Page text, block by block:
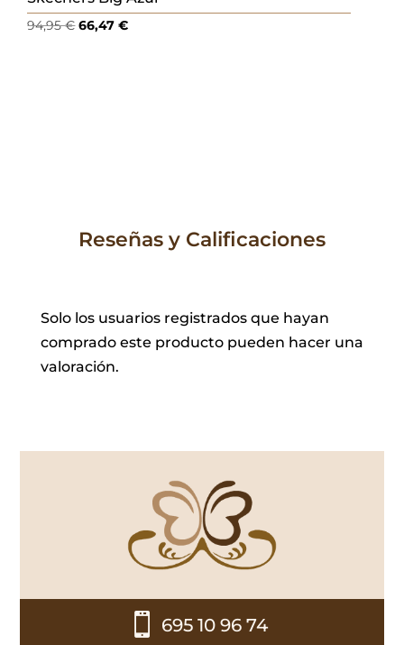
94,95€El
66,47€El
Reseñas y Calificaciones
Solo los usuarios registrados que hayan
comprado este producto pueden hacer una
valoración.
 695 10 96 74